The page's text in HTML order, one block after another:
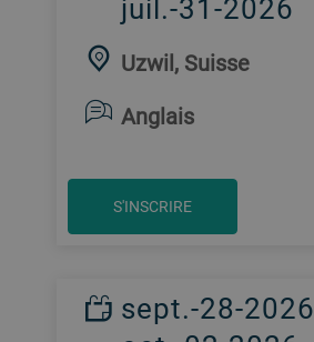
juil.-31-2026
Uzwil, Suisse
Anglais
S'INSCRIRE
sept.-28-2026